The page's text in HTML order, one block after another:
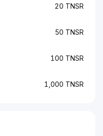
20 TNSR
50 TNSR
100 TNSR
1,000 TNSR